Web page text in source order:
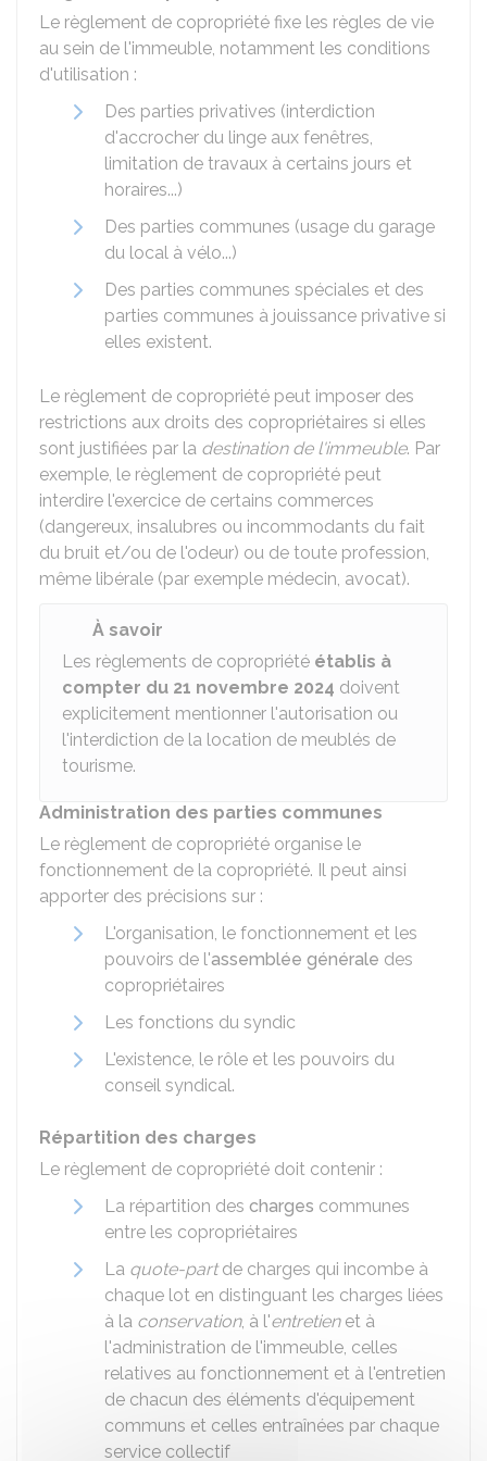
Le règlement de copropriété fixe les règles de vie
au sein de l'immeuble, notamment les conditions
d'utilisation :
Des parties privatives (interdiction
d'accrocher du linge aux fenêtres,
limitation de travaux à certains jours et
horaires...)
Des parties communes (usage du garage
du local à vélo...)
Des parties communes spéciales et des
parties communes à jouissance privative si
elles existent.
Le règlement de copropriété peut imposer des
restrictions aux droits des copropriétaires si elles
sont justifiées par la destination de l'immeuble. Par
exemple, le règlement de copropriété peut
interdire l'exercice de certains commerces
(dangereux, insalubres ou incommodants du fait
du bruit et/ou de l'odeur) ou de toute profession,
même libérale (par exemple médecin, avocat).
À savoir
Les règlements de copropriété établis à
compter du 21 novembre 2024 doivent
explicitement mentionner l'autorisation ou
l'interdiction de la location de meublés de
tourisme.
Administration des parties communes
Le règlement de copropriété organise le
fonctionnement de la copropriété. Il peut ainsi
apporter des précisions sur :
L'organisation, le fonctionnement et les
pouvoirs de l'assemblée générale des
copropriétaires
Les fonctions du syndic
L'existence, le rôle et les pouvoirs du
conseil syndical.
Répartition des charges
Le règlement de copropriété doit contenir :
La répartition des charges communes
entre les copropriétaires
La quote-partde charges qui incombe à
chaque lot en distinguant les charges liées
à la conservation, à l'entretienet à
l'administration de l'immeuble, celles
relatives au fonctionnement et à l'entretien
de chacun des éléments d'équipement
communs et celles entraînées par chaque
service collectif